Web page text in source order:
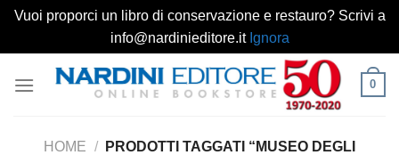
Vuoi proporci un libro di conservazione e restauro? Scrivi a
info@nardinieditore.it Ignora
0
HOME /
PRODOTTI TAGGATI “MUSEO DEGLI